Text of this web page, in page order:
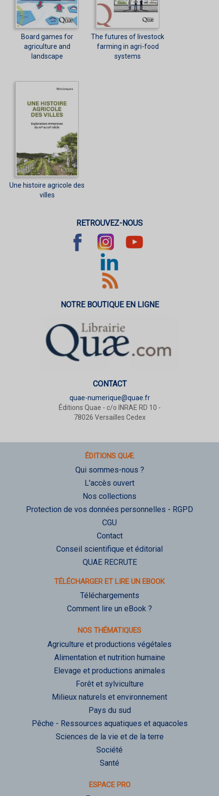
Board games for
agriculture and
landscape
The futures of livestock
farming in agri-food
systems
Une histoire agricole des
villes
RETROUVEZ-NOUS
NOTRE BOUTIQUE EN LIGNE
CONTACT
quae-numerique@quae.fr
Éditions Quae - c/o INRAE RD 10 -
78026 Versailles Cedex
ÉDITIONS QUÆ
Qui sommes-nous ?
L'accès ouvert
Nos collections
Protection de vos données personnelles - RGPD
CGU
Contact
Conseil scientifique et éditorial
QUAE RECRUTE
TÉLÉCHARGER ET LIRE UN EBOOK
Téléchargements
Comment lire un eBook ?
NOS THÉMATIQUES
Agriculture et productions végétales
Alimentation et nutrition humaine
Elevage et productions animales
Forêt et sylviculture
Milieux naturels et environnement
Pays du sud
Pêche - Ressources aquatiques et aquacoles
Sciences de la vie et de la terre
Société
Santé
ESPACE PRO